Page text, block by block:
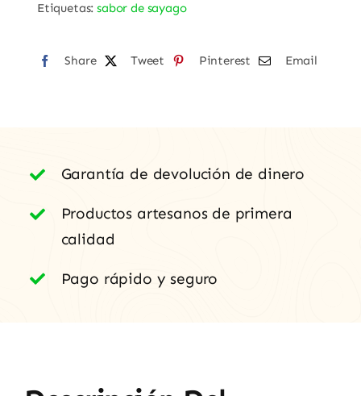
Sayago"
Etiquetas:sabor de sayago
Share Tweet Pinterest Email
Garantía de devolución de dinero
Productos artesanos de primera
calidad
Pago rápido y seguro